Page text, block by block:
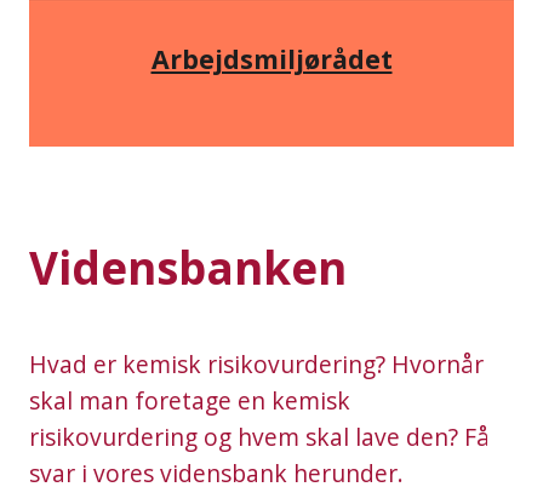
Arbejdsmiljørådet
Vidensbanken
Hvad er kemisk risikovurdering? Hvornår
skal man foretage en kemisk
risikovurdering og hvem skal lave den? Få
svar i vores vidensbank herunder.